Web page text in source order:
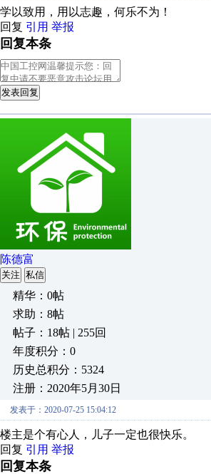
学以致用，用以志趣，何乐不为！
回复 引用 举报
回复本条
发表回复
陈德富
关注 私信
精华：0帖
求助：8帖
帖子：18帖 | 255回
年度积分：0
历史总积分：5324
注册：2020年5月30日
发表于：2020-07-25 15:04:12
楼主是个有心人，儿子一定也很快乐。
回复 引用 举报
回复本条